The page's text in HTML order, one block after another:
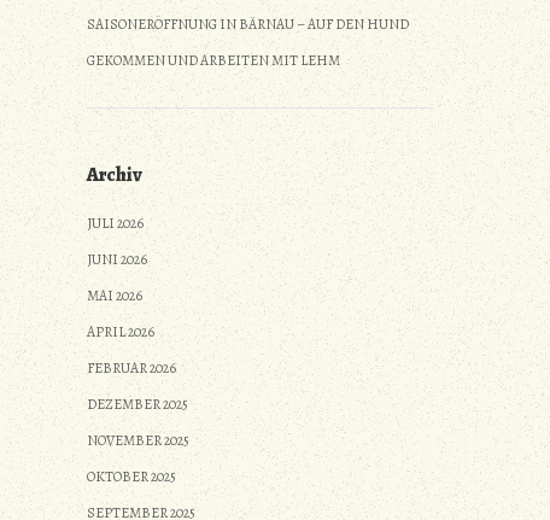
SAISONERÖFFNUNG IN BÄRNAU – AUF DEN HUND
GEKOMMEN UND ARBEITEN MIT LEHM
Archiv
JULI 2026
JUNI 2026
MAI 2026
APRIL 2026
FEBRUAR 2026
DEZEMBER 2025
NOVEMBER 2025
OKTOBER 2025
SEPTEMBER 2025